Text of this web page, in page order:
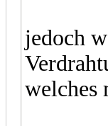
jedoch
welches